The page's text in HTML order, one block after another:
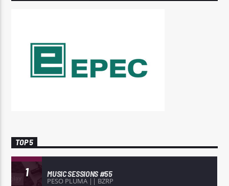
TOP 5
1 MUSIC SESSIONS #55
PESO PLUMA || BZRP